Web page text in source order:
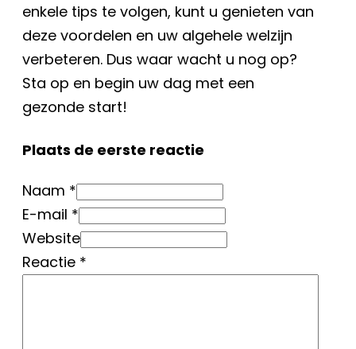
enkele tips te volgen, kunt u genieten van
deze voordelen en uw algehele welzijn
verbeteren. Dus waar wacht u nog op?
Sta op en begin uw dag met een
gezonde start!
Plaats de eerste reactie
Naam *
E-mail *
Website
Reactie *